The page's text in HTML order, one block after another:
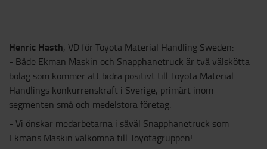
Henric Hasth, VD för Toyota Material Handling Sweden:
- Både Ekman Maskin och Snapphanetruck är två välskötta
bolag som kommer att bidra positivt till Toyota Material
Handlings konkurrenskraft i Sverige, primärt inom
segmenten små och medelstora företag.
- Vi önskar medarbetarna i såväl Snapphanetruck som
Ekmans Maskin välkomna till Toyotagruppen!